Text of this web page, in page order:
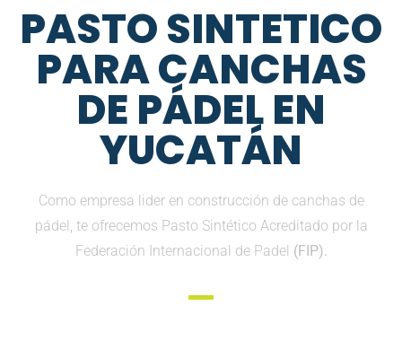
PASTO SINTETICO
PARA CANCHAS
DE PÁDEL EN
YUCATÁN
Como empresa lider en construcción de canchas de
pádel, te ofrecemos Pasto Sintético Acreditado por la
Federación Internacional de Padel (FIP).